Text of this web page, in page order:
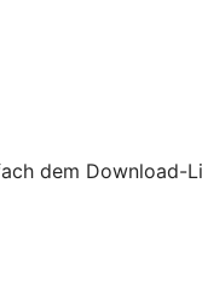
dem Download-